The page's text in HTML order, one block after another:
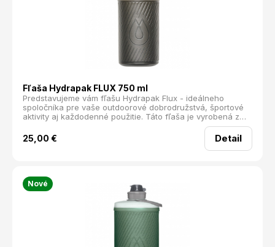
Fľaša Hydrapak FLUX 750 ml
Predstavujeme vám fľašu Hydrapak Flux - ideálneho
spoločníka pre vaše outdoorové dobrodružstvá, športové
aktivity aj každodenné použitie. Táto fľaša je vyrobená z
mäkkého materiálu, čo znamená, že vás v batohu nikdy
nebude tlačiť do chrbta.
25,00 € Detail
Nové